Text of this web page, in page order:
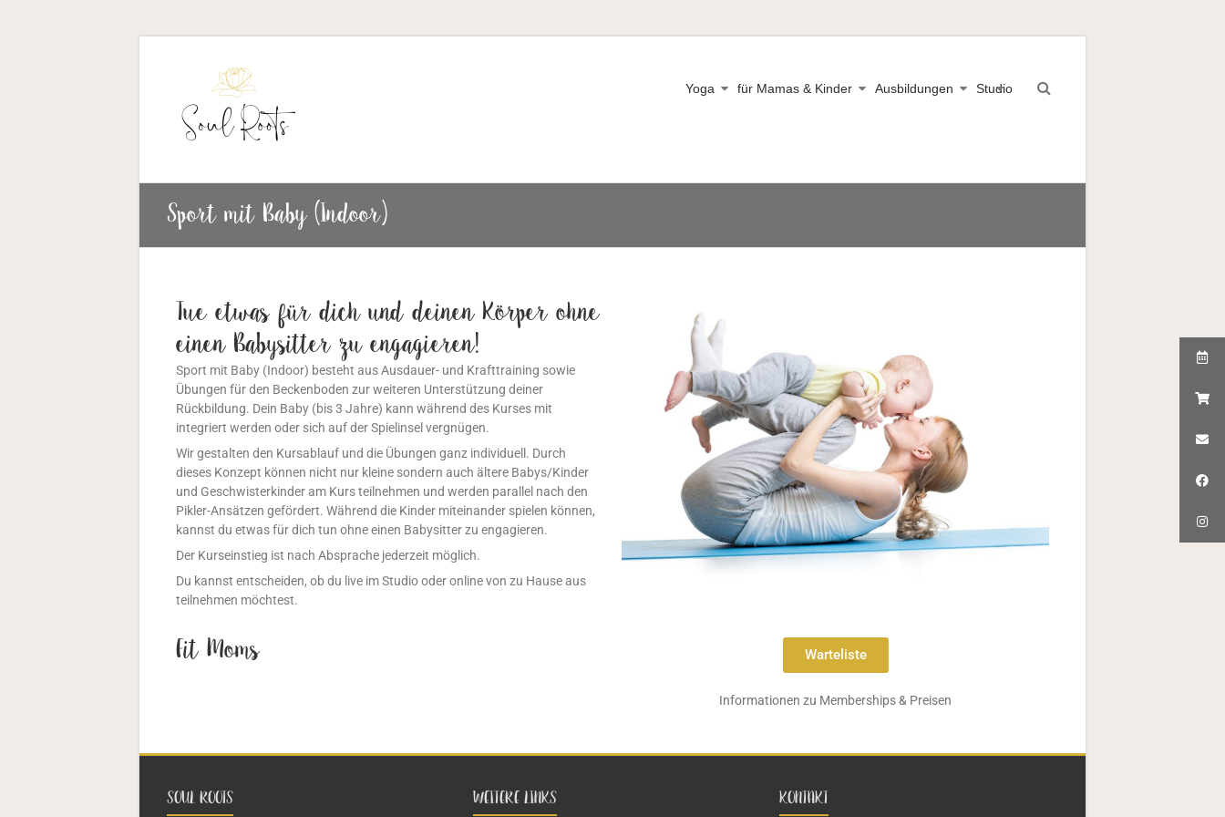
Yoga für Mamas & Kinder Ausbildungen Studio
Sport mit Baby (Indoor)
Tue etwas für dich und deinen Körper ohne
einen Babysitter zu engagieren!
Sport mit Baby (Indoor) besteht aus Ausdauer- und Krafttraining sowie
Übungen für den Beckenboden zur weiteren Unterstützung deiner
Rückbildung. Dein Baby (bis 3 Jahre) kann während des Kurses mit
integriert werden oder sich auf der Spielinsel vergnügen.
Wir gestalten den Kursablauf und die Übungen ganz individuell. Durch
dieses Konzept können nicht nur kleine sondern auch ältere Babys/Kinder
und Geschwisterkinder am Kurs teilnehmen und werden parallel nach den
Pikler-Ansätzen gefördert. Während die Kinder miteinander spielen können,
kannst du etwas für dich tun ohne einen Babysitter zu engagieren.
Der Kurseinstieg ist nach Absprache jederzeit möglich.
Du kannst entscheiden, ob du live im Studio oder online von zu Hause aus
teilnehmen möchtest.
Fit Moms Warteliste
Informationen zu Memberships & Preisen
SOUL ROOTS WEITERE LINKS KONTAKT